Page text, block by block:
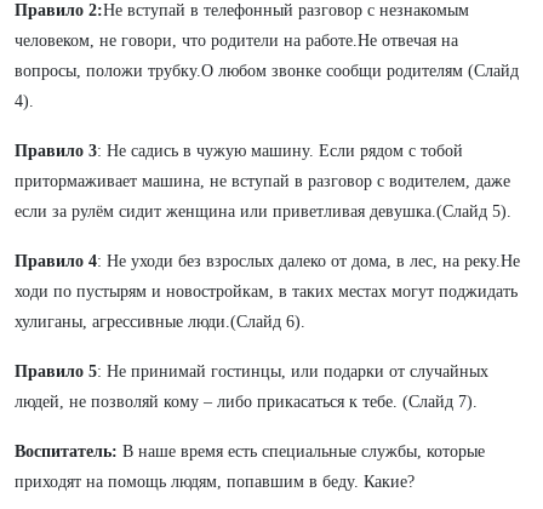
Правило 2:Не вступай в телефонный разговор с незнакомым
человеком, не говори, что родители на работе.Не отвечая на
вопросы, положи трубку.О любом звонке сообщи родителям (Слайд
4).
Правило 3: Не садись в чужую машину. Если рядом с тобой
притормаживает машина, не вступай в разговор с водителем, даже
если за рулём сидит женщина или приветливая девушка.(Слайд 5).
Правило 4: Не уходи без взрослых далеко от дома, в лес, на реку.Не
ходи по пустырям и новостройкам, в таких местах могут поджидать
хулиганы, агрессивные люди.(Слайд 6).
Правило 5: Не принимай гостинцы, или подарки от случайных
людей, не позволяй кому – либо прикасаться к тебе. (Слайд 7).
Воспитатель: В наше время есть специальные службы, которые
приходят на помощь людям, попавшим в беду. Какие?